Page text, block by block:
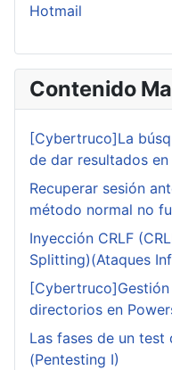
Hotmail
Contenido
[Cybertruco]La
de dar resultados en
Recuperar sesión
método normal no
Inyección CRLF
Splitting)(Ataques
directorios en
Las fases de un test
(Pentesting I)